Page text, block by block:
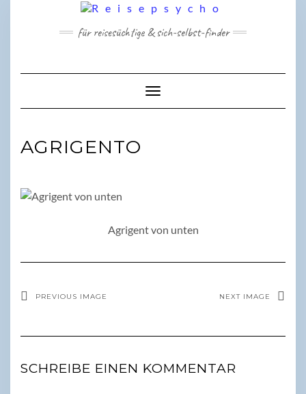
für reisesüchtige & sich-selbst-finder
Toggle Navigation
AGRIGENTO
Agrigent von unten
PREVIOUS IMAGE NEXT IMAGE
SCHREIBE EINEN KOMMENTAR